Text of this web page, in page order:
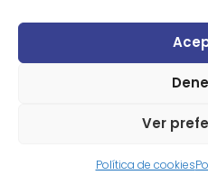
Ver
Política de cookies
Consulta aquí en detalle
También te puede